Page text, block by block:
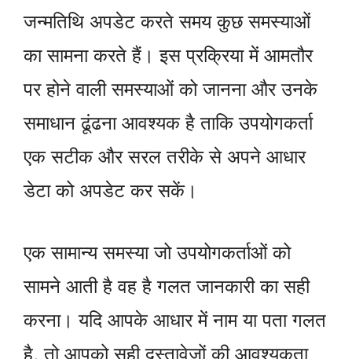
जन्मतिथि अपडेट करते समय कुछ समस्याओं
का सामना करते हैं। इस प्रक्रिया में आमतौर
पर होने वाली समस्याओं को जानना और उनके
समाधान ढूंढना आवश्यक है ताकि उपयोगकर्ता
एक सटीक और सरल तरीके से अपने आधार
डेटा को अपडेट कर सकें।
एक सामान्य समस्या जो उपयोगकर्ताओं को
सामने आती है वह है गलत जानकारी का सही
करना। यदि आपके आधार में नाम या पता गलत
है, तो आपको सही दस्तावेजों की आवश्यकता